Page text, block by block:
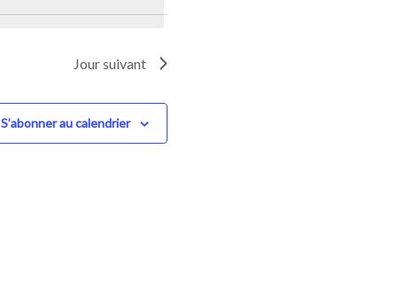
Jour suivant
S’abonner au calendrier